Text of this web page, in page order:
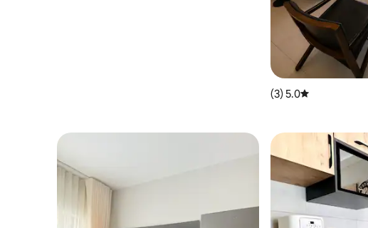
متوسط التقييم 5.0 من 5، 3 مراجعات
5.0 (3)